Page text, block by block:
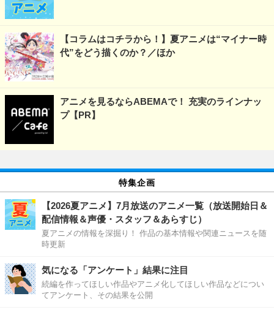
【コラムはコチラから！】夏アニメは“マイナー時
代”をどう描くのか？／ほか
アニメを見るならABEMAで！ 充実のラインナッ
プ【PR】
特集企画
【2026夏アニメ】7月放送のアニメ一覧（放送開始日＆
配信情報＆声優・スタッフ＆あらすじ）
夏アニメの情報を深掘り！ 作品の基本情報や関連ニュースを随
時更新
気になる「アンケート」結果に注目
続編を作ってほしい作品やアニメ化してほしい作品などについ
てアンケート、その結果を公開